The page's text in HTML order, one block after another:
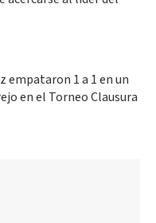
empataron 1 a 1 en un
en el Torneo Clausura